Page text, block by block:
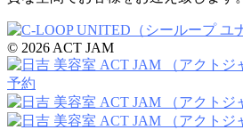
© 2026 ACT JAM
予約